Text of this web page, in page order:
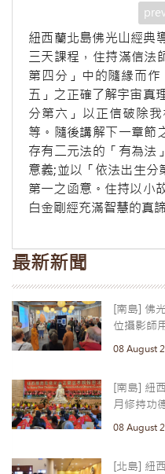
紐西蘭北島佛光山經典
三天課程，住持滿信法
第四分」中的隨緣而
五」之正確了解宇宙真
分第六」以正信破除
等。隨後講解下一章節
存有二元法的「有為法
意義;並以「依法出生分
第一之函意。住持以小
白金剛經充滿智慧的真
最新新聞
[南島] 佛
位攝影師
08 August
[南島] 紐
月修持功
08 August
[北島] 紐